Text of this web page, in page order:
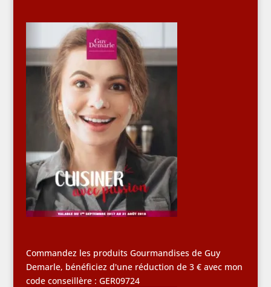
Commandez les produits Gourmandises de Guy
Demarle, bénéficiez d'une réduction de 3 € avec mon
code conseillère : GER09724